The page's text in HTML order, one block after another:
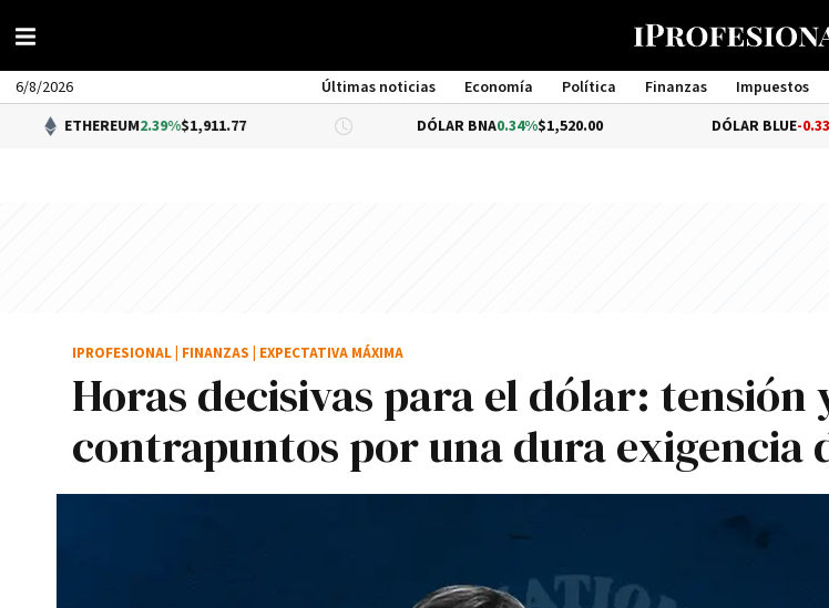
6/8/2026 Últimas noticias Economía Política Finanzas Impuestos
Management
2.39%$1,911.77 DÓLAR BNA 0.34%$1,520.00 -0.33%$1,540.00
Horas decisivas para el dólar: tensión
contrapuntos por una dura exigencia
IPROFESIONAL FINANZAS EXPECTATIVA MÁXIMA